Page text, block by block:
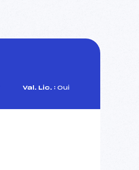
Val. Lic. : Oui